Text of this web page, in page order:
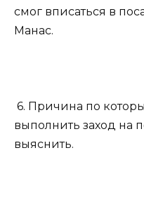
смог вписаться в
Манас.
6. Причина по
выполнить заход на
выяснить.